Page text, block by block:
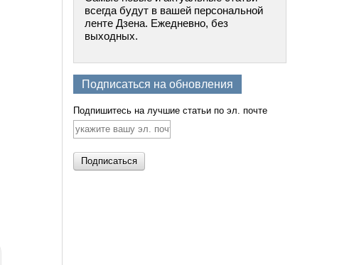
всегда будут в вашей персональной
ленте Дзена. Ежедневно, без
выходных.
Подписаться на обновления
Подпишитесь на лучшие статьи по эл. почте